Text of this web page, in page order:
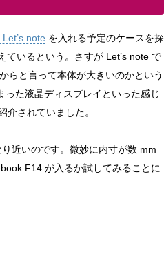
note を入れる予定のケースを探
ているという。さすが Let’s note で
らと言って本体が大きいのかという
た液晶ディスプレイといった感じ
介されていました。
近いのです。微妙に内寸が数 mm
F14 が入るか試してみることに